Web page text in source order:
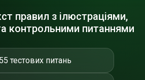
правил з ілюстраціями,
контрольними питаннями
55 тестових питань